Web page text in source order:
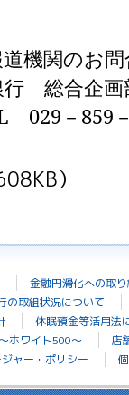
機関のお
行 総合企画
029 － 859
）
金融円滑化への取
の取組状況について
休眠預金等活用法
ホワイト500～
店
ャー・ポリシー